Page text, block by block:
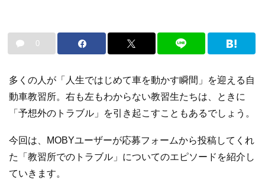
0
多くの人が「人生ではじめて車を動かす瞬間」を迎える自
動車教習所。右も左もわからない教習生たちは、ときに
「予想外のトラブル」を引き起こすこともあるでしょう。
今回は、MOBYユーザーが応募フォームから投稿してくれ
た「教習所でのトラブル」についてのエピソードを紹介し
ていきます。